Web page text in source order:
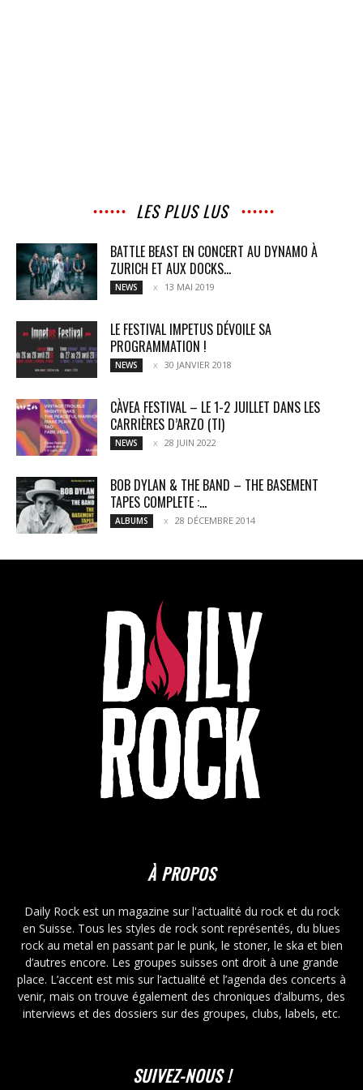
LES PLUS LUS
BATTLE BEAST EN CONCERT AU DYNAMO À
ZURICH ET AUX DOCKS...
NEWS 13 MAI 2019
LE FESTIVAL IMPETUS DÉVOILE SA
PROGRAMMATION !
NEWS 30 JANVIER 2018
CÀVEA FESTIVAL – LE 1-2 JUILLET DANS LES
CARRIÈRES D’ARZO (TI)
NEWS 28 JUIN 2022
BOB DYLAN & THE BAND – THE BASEMENT
TAPES COMPLETE :...
ALBUMS 28 DÉCEMBRE 2014
À PROPOS
Daily Rock est un magazine sur l'actualité du rock et du rock
en Suisse. Tous les styles de rock sont représentés, du blues
rock au metal en passant par le punk, le stoner, le ska et bien
d’autres encore. Les groupes suisses ont droit à une grande
place. L’accent est mis sur l’actualité et l’agenda des concerts à
venir, mais on trouve également des chroniques d’albums, des
interviews et des dossiers sur des groupes, clubs, labels, etc.
SUIVEZ-NOUS !